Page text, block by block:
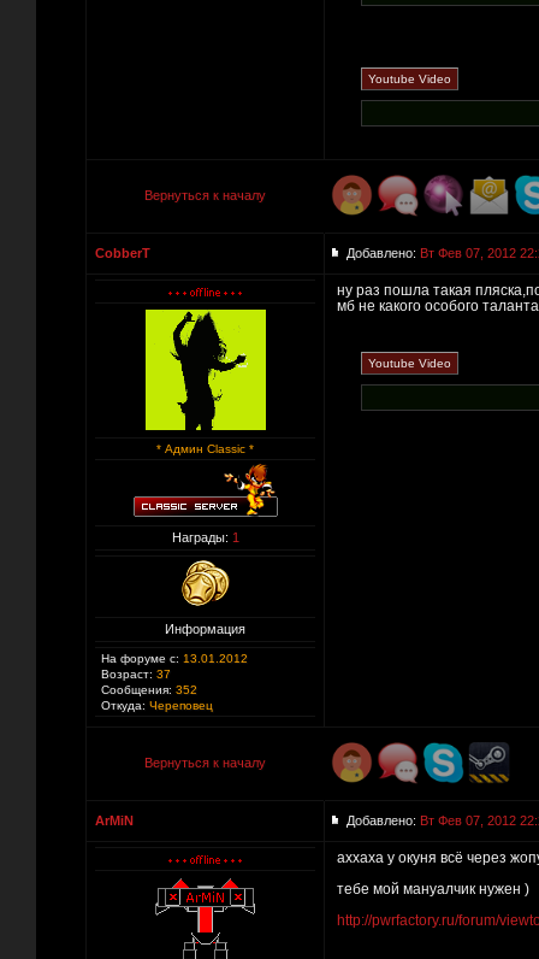
Вернуться к началу
CobberT Добавлено: Вт Фев 07, 2012
* Админ Classic *
Награды: 1
Информация
На форуме с: 13.01.2012
Возраст: 37
Сообщения: 352
Откуда: Череповец
ну раз пошла такая
мб не какого особого
Вернуться к началу
ArMiN Добавлено: Вт Фев 07, 2012
аххаха у окуня всё через
тебе мой мануалчик нужен )
http://pwrfactory.ru/forum/